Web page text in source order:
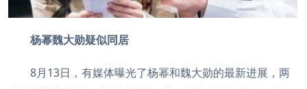
杨幂魏大勋疑似同居
8月13日，有媒体曝光了杨幂和魏大勋的最新进展，两